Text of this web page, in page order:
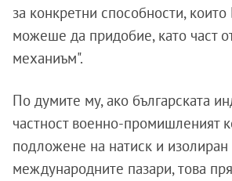
за конкретни способности, които
можеше да придобие, като част
механиъм".
По думите му, ако българската
частност военно-промишленият
подложене на натиск и изолиран
международните пазари, това